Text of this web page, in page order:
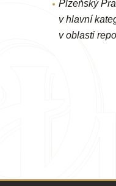
Plzeňský
v hlavní
v oblasti